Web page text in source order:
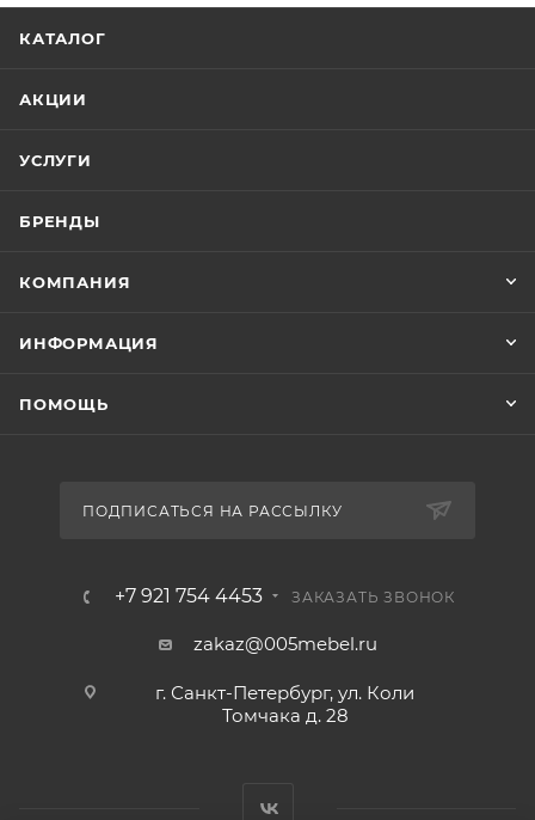
КАТАЛОГ
АКЦИИ
УСЛУГИ
БРЕНДЫ
КОМПАНИЯ
ИНФОРМАЦИЯ
ПОМОЩЬ
ПОДПИСАТЬСЯ НА РАССЫЛКУ
+7 921 754 4453 ЗАКАЗАТЬ ЗВОНОК
zakaz@005mebel.ru
г. Санкт-Петербург, ул. Коли
Томчака д. 28